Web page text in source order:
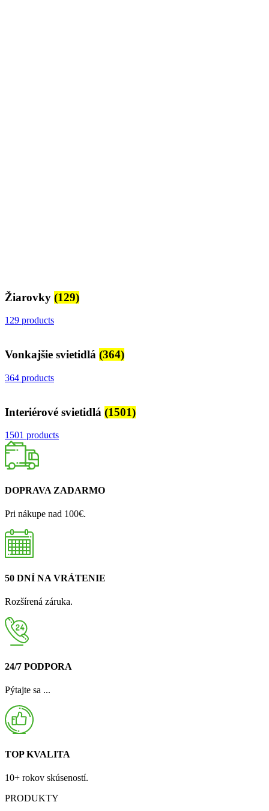
Žiarovky (129)
129 products
Vonkajšie svietidlá (364)
364 products
Interiérové svietidlá (1501)
1501 products
DOPRAVA ZADARMO
Pri nákupe nad 100€.
50 DNÍ NA VRÁTENIE
Rozšírená záruka.
24/7 PODPORA
Pýtajte sa ...
TOP KVALITA
10+ rokov skúseností.
PRODUKTY